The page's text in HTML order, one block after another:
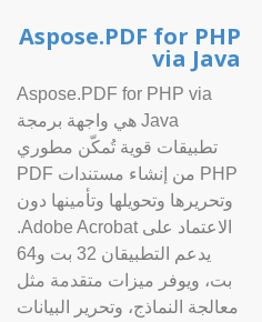
Aspose.PDF for PHP
via Java
Aspose.PDF for PHP via
Java هي واجهة برمجة
تطبيقات قوية تُمكّن مطوري
PHP من إنشاء مستندات PDF
وتحريرها وتحويلها وتأمينها دون
الاعتماد على Adobe Acrobat.
يدعم التطبيقان 32 بت و64
بت، ويوفر ميزات متقدمة مثل
معالجة النماذج، وتحرير البيانات